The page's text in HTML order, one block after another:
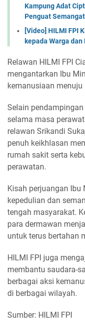
Kampung Adat
Penguat
[Video] HILMI FPI
kepada Warga
Relawan HILMI FPI
mengantarkan Ibu
kemanusiaan
Selain
selama masa
relawan Srikandi
penuh keikhlasan
rumah sakit serta
perawatan.
Kisah perjuangan
kepedulian dan
tengah masyarakat.
para dermawan
untuk terus bertahan
HILMI FPI juga
membantu saudara-
berbagai aksi
di berbagai wilayah.
Sumber: HILMI FPI